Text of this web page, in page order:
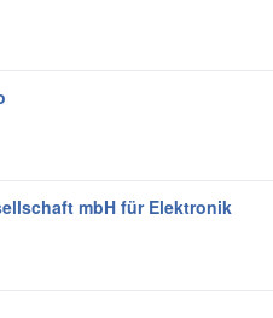
mbH für Elektronik